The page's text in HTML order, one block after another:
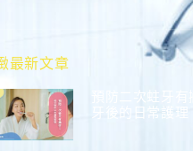
最新文章
預防二次蛀牙有
牙後的日常護理